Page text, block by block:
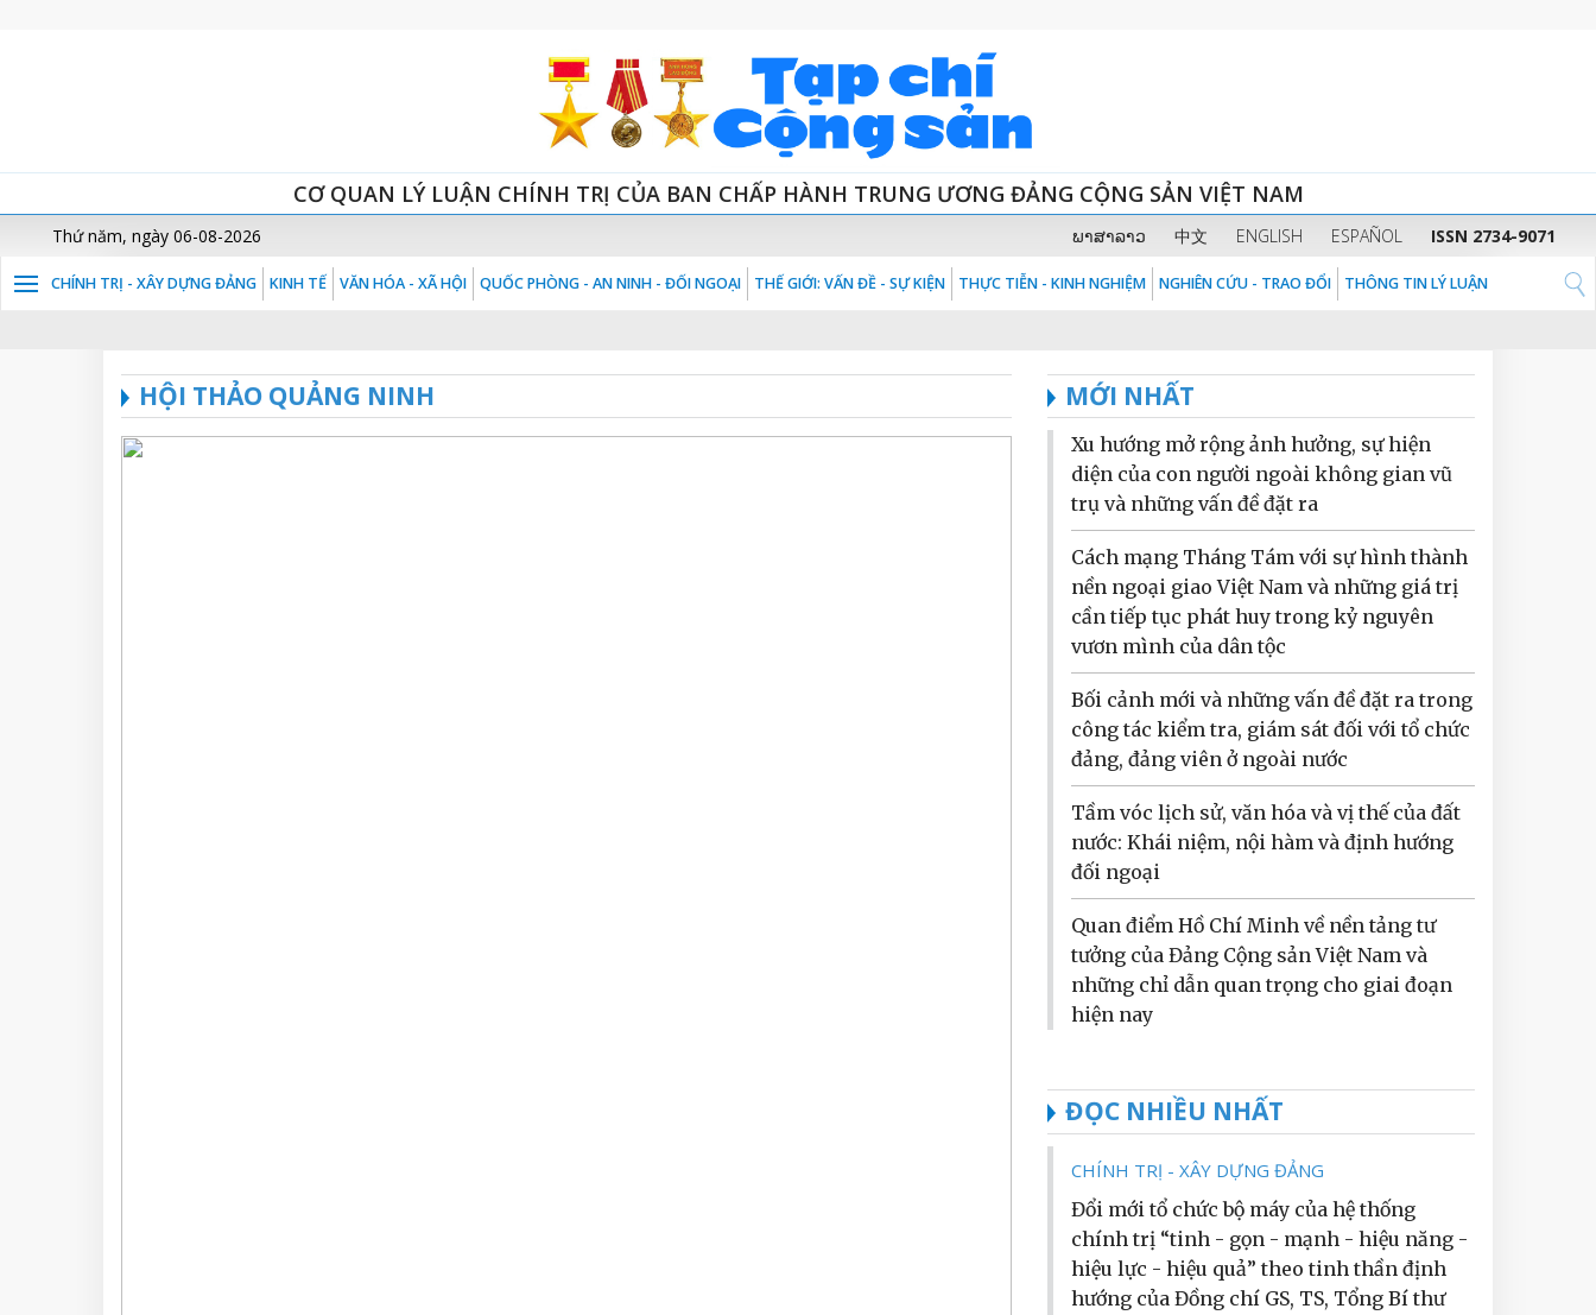
CƠ QUAN LÝ LUẬN CHÍNH TRỊ CỦA BAN CHẤP HÀNH TRUNG ƯƠNG ĐẢNG CỘNG SẢN VIỆT NAM
Thứ năm, ngày 06-08-2026 ພາສາລາວ 中文 ENGLISH ESPAÑOL ISSN 2734-9071
CHÍNH TRỊ - XÂY DỰNG ĐẢNG KINH TẾ VĂN HÓA - XÃ HỘI QUỐC PHÒNG - AN NINH - ĐỐI NGOẠI THẾ GIỚI: VẤN ĐỀ - SỰ KIỆN THỰC TIỄN - KINH NGHIỆM NGHIÊN CỨU - TRAO ĐỔI THÔNG TIN LÝ LUẬN
HỘI THẢO QUẢNG NINH MỚI NHẤT
Xu hướng mở rộng ảnh hưởng, sự hiện
diện của con người ngoài không gian vũ
trụ và những vấn đề đặt ra
Cách mạng Tháng Tám với sự hình thành
nền ngoại giao Việt Nam và những giá trị
cần tiếp tục phát huy trong kỷ nguyên
vươn mình của dân tộc
Bối cảnh mới và những vấn đề đặt ra trong
công tác kiểm tra, giám sát đối với tổ chức
đảng, đảng viên ở ngoài nước
Tầm vóc lịch sử, văn hóa và vị thế của đất
nước: Khái niệm, nội hàm và định hướng
đối ngoại
Quan điểm Hồ Chí Minh về nền tảng tư
tưởng của Đảng Cộng sản Việt Nam và
những chỉ dẫn quan trọng cho giai đoạn
hiện nay
ĐỌC NHIỀU NHẤT
CHÍNH TRỊ - XÂY DỰNG ĐẢNG
Đổi mới tổ chức bộ máy của hệ thống
chính trị “tinh - gọn - mạnh - hiệu năng -
hiệu lực - hiệu quả” theo tinh thần định
hướng của Đồng chí GS, TS, Tổng Bí thư